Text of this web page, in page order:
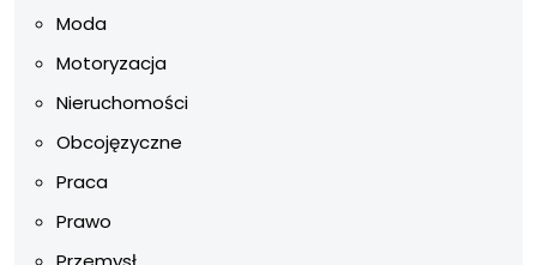
Moda
Motoryzacja
Nieruchomości
Obcojęzyczne
Praca
Prawo